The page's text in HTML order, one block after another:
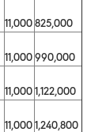
11,000825,000
11,000990,000
11,0001,122,000
11,0001,240,800